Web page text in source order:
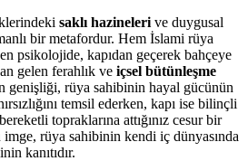
saklı hazineleri ve duygusal
bir metafordur. Hem İslami rüya
psikolojide, kapıdan geçerek bahçeye
gelen ferahlık ve içsel bütünleşme
genişliği, rüya sahibinin hayal gücünün
temsil ederken, kapı ise bilinçli
topraklarına attığınız cesur bir
imge, rüya sahibinin kendi iç dünyasında
kanıtıdır.